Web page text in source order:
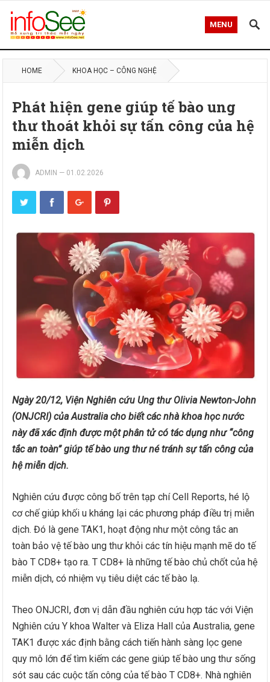
MENU
HOME KHOA HỌC – CÔNG NGHỆ
Phát hiện gene giúp tế bào ung
thư thoát khỏi sự tấn công của hệ
miễn dịch
ADMIN — 01.02.2026
Ngày 20/12, Viện Nghiên cứu Ung thư Olivia Newton-John
(ONJCRI) của Australia cho biết các nhà khoa học nước
này đã xác định được một phân tử có tác dụng như “công
tắc an toàn” giúp tế bào ung thư né tránh sự tấn công của
hệ miễn dịch.
Nghiên cứu được công bố trên tạp chí Cell Reports, hé lộ
cơ chế giúp khối u kháng lại các phương pháp điều trị miễn
dịch. Đó là gene TAK1, hoạt động như một công tắc an
toàn bảo vệ tế bào ung thư khỏi các tín hiệu mạnh mẽ do tế
bào T CD8+ tạo ra. T CD8+ là những tế bào chủ chốt của hệ
miễn dịch, có nhiệm vụ tiêu diệt các tế bào lạ.
Theo ONJCRI, đơn vị dẫn đầu nghiên cứu hợp tác với Viện
Nghiên cứu Y khoa Walter và Eliza Hall của Australia, gene
TAK1 được xác định bằng cách tiến hành sàng lọc gene
quy mô lớn để tìm kiếm các gene giúp tế bào ung thư sống
sót sau các cuộc tấn công của tế bào T CD8+. Nhà nghiên